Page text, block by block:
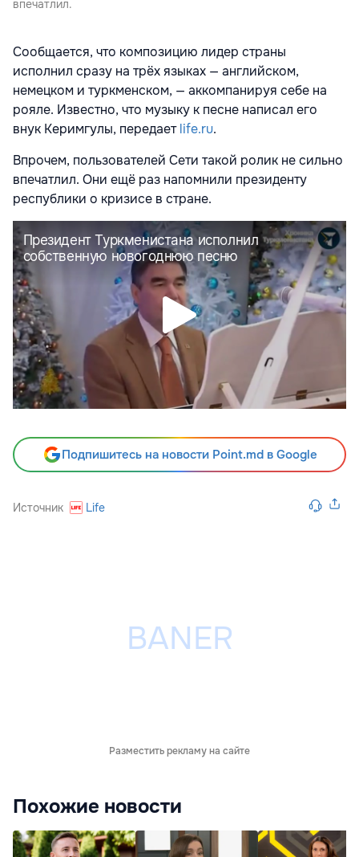
впечатлил.
Сообщается, что композицию лидер страны
исполнил сразу на трёх языках — английском,
немецком и туркменском, — аккомпанируя себе на
рояле. Известно, что музыку к песне написал его
внук Керимгулы, передаетlife.ru.
Впрочем, пользователей Сети такой ролик не сильно
впечатлил. Они ещё раз напомнили президенту
республики о кризисе в стране.
Подпишитесь на новости Point.md в Google
Источник Life
Разместить рекламу на сайте
Похожие новости